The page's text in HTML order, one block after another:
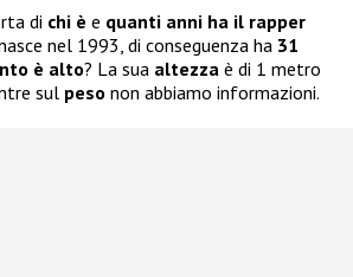
di chi è e quanti anni ha il rapper
nel 1993, di conseguenza ha 31
è alto? La sua altezza è di 1 metro
sul peso non abbiamo informazioni.